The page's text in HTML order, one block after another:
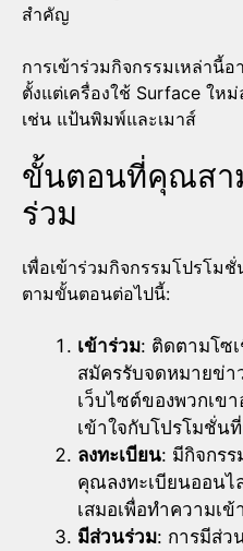
สำคัญ
การเข้าร่วมกิจกรรมเหล่านี้
ตั้งแต่เครื่องใช้ Surface ให
เช่น แป้นพิมพ์และเมาส์
ขั้นตอนที่คุณสา
ร่วม
เพื่อเข้าร่วมกิจกรรมโปรโ
ตามขั้นตอนต่อไปนี้:
เข้าร่วม: ติดตามโซ
สมัครรับจดหมายข่า
เว็บไซต์ของพวกเข
เข้าใจกับโปรโมชั่น
ลงทะเบียน: มีกิจกรร
คุณลงทะเบียนออนไ
เสมอเพื่อทำความเ
มีส่วนร่วม: การมีส่ว